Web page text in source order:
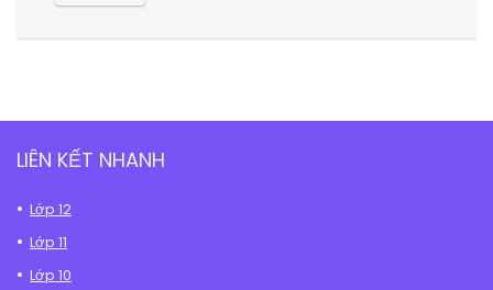
LIÊN KẾT NHANH
Lớp 12
Lớp 11
Lớp 10